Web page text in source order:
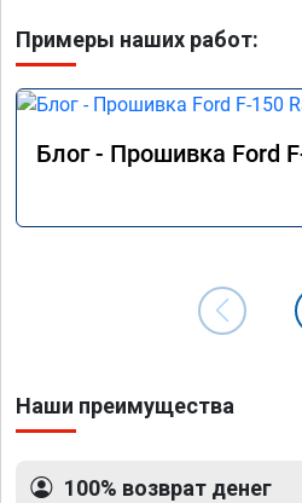
Примеры наших работ:
Блог - Прошивка Ford
Наши преимущества
100% возврат денег